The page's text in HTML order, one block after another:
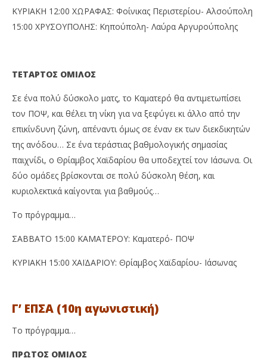
ΚΥΡΙΑΚΗ 12:00 ΧΩΡΑΦΑΣ: Φοίνικας Περιστερίου- Αλσούπολη
15:00 ΧΡΥΣΟΥΠΟΛΗΣ: Κηπούπολη- Λαύρα Αργυρούπολης
ΤΕΤΑΡΤΟΣ ΟΜΙΛΟΣ
Σε ένα πολύ δύσκολο ματς, το Καματερό θα αντιμετωπίσει
τον ΠΟΨ, και θέλει τη νίκη για να ξεφύγει κι άλλο από την
επικίνδυνη ζώνη, απέναντι όμως σε έναν εκ των διεκδικητών
της ανόδου… Σε ένα τεράστιας βαθμολογικής σημασίας
παιχνίδι, ο Θρίαμβος Χαϊδαρίου θα υποδεχτεί τον Ιάσωνα. Οι
δύο ομάδες βρίσκονται σε πολύ δύσκολη θέση, και
κυριολεκτικά καίγονται για βαθμούς…
Το πρόγραμμα…
ΣΑΒΒΑΤΟ 15:00 ΚΑΜΑΤΕΡΟΥ: Καματερό- ΠΟΨ
ΚΥΡΙΑΚΗ 15:00 ΧΑΪΔΑΡΙΟΥ: Θρίαμβος Χαϊδαρίου- Ιάσωνας
Γ’ ΕΠΣΑ (10η αγωνιστική)
Το πρόγραμμα…
ΠΡΩΤΟΣ ΟΜΙΛΟΣ